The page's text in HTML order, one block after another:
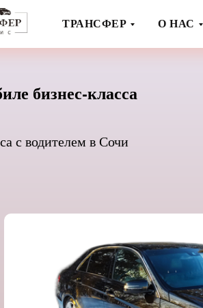
ТРАНСФЕР О НАС
бизнес-класса
с водителем в Сочи